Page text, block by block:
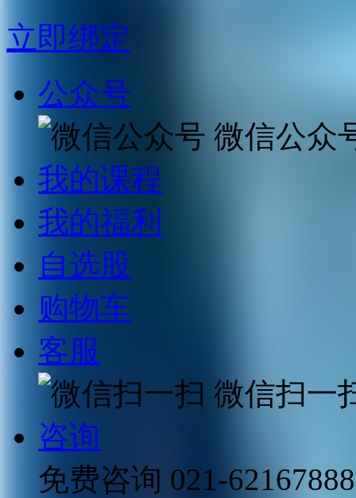
立即绑定
公众号
微信公众
我的课程
我的福利
自选股
购物车
客服
微信扫一
咨询
免费咨询 021-62167888